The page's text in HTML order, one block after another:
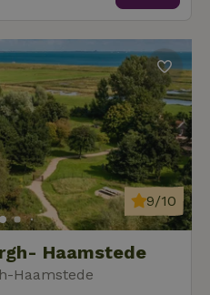
Haamstede
Haamstede
9/10